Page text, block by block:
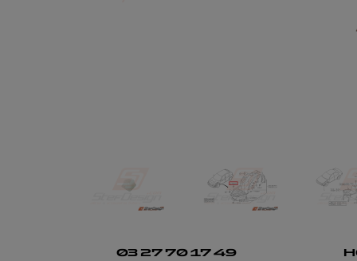
03 27 70 17 49